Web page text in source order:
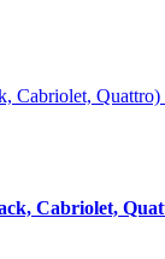
Cabriolet,